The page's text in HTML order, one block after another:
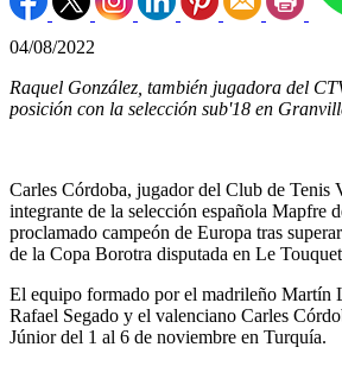
04/08/2022
Raquel González, también jugadora del
posición con la selección sub'18 en
Carles Córdoba, jugador del Club de Tenis
integrante de la selección española Mapfre
proclamado campeón de Europa tras
de la Copa Borotra disputada en Le
El equipo formado por el madrileño Martín
Rafael Segado y el valenciano Carles
Júnior del 1 al 6 de noviembre en Turquía.